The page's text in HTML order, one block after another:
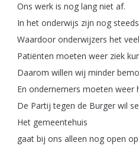
Ons werk is nog lang niet af.
In het onderwijs zijn nog steeds
Waardoor onderwijzers het veel
Patiënten moeten weer ziek
Daarom willen wij minder
En ondernemers moeten weer
De Partij tegen de Burger wil
Het gemeentehuis
gaat bij ons alleen nog open op